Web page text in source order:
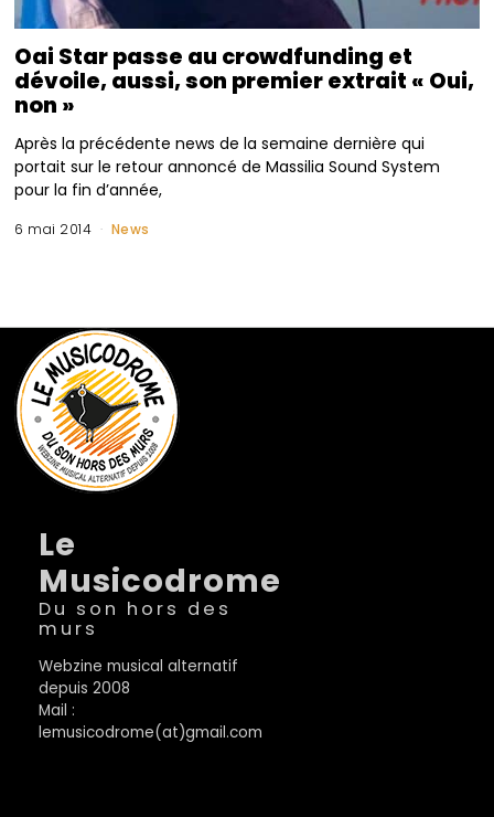
Oai Star passe au crowdfunding et
dévoile, aussi, son premier extrait « Oui,
non »
Après la précédente news de la semaine dernière qui
portait sur le retour annoncé de Massilia Sound System
pour la fin d’année,
6 mai 2014 News
Le
Musicodrome
Du son hors des
murs
Webzine musical alternatif
depuis 2008
Mail :
lemusicodrome(at)gmail.com